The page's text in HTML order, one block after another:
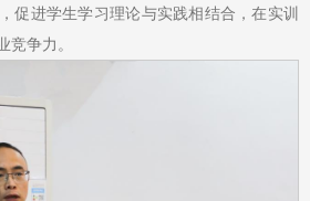
促进学生学习理论与实践相结合，在实训
竞争力。